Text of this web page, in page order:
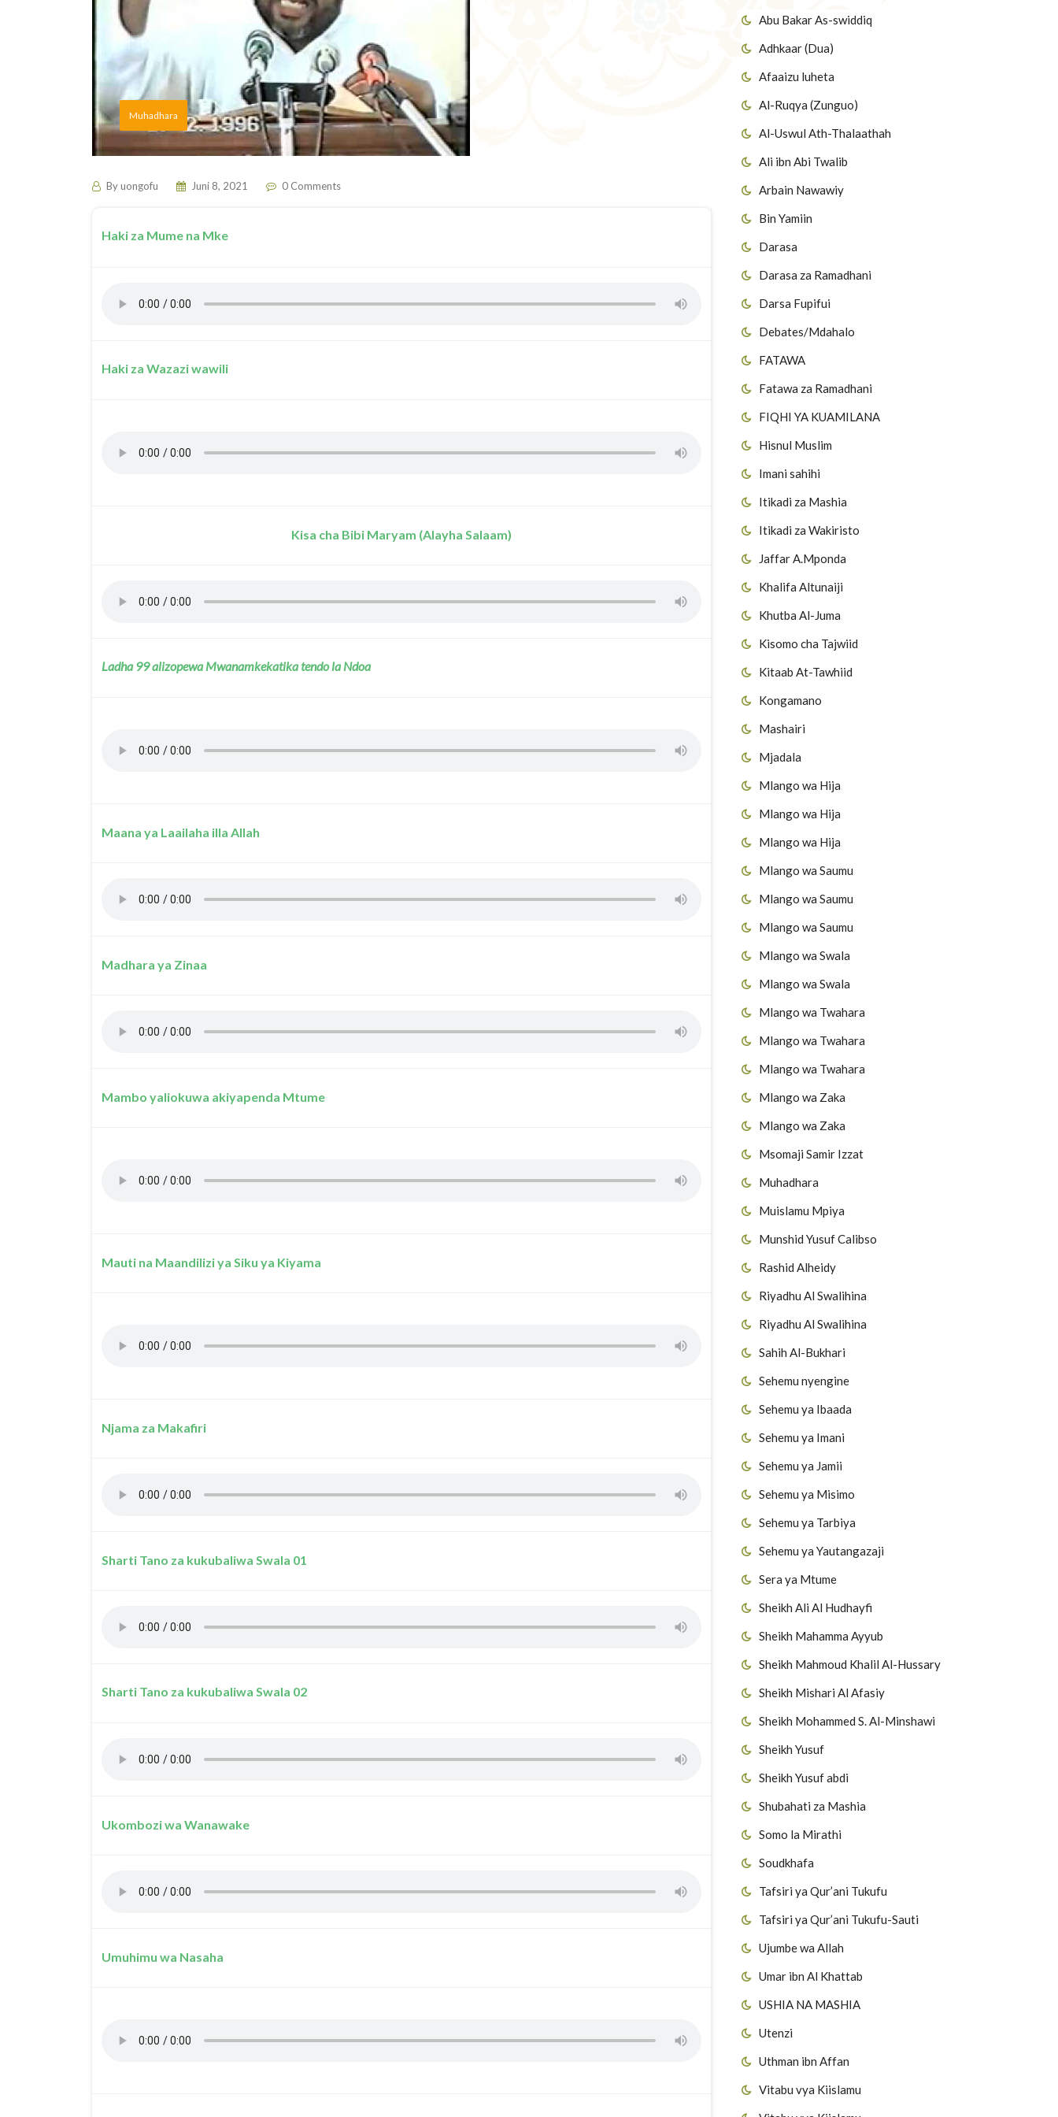
Abu Bakar As-swiddiq
Adhkaar (Dua)
Afaaizu luheta
Al-Ruqya (Zunguo)
Al-Uswul Ath-Thalaathah
Ali ibn Abi Twalib
Arbain Nawawiy
Bin Yamiin
Darasa
Darasa za Ramadhani
Darsa Fupifui
Debates/Mdahalo
FATAWA
Fatawa za Ramadhani
FIQHI YA KUAMILANA
Hisnul Muslim
Imani sahihi
Itikadi za Mashia
Itikadi za Wakiristo
Jaffar A.Mponda
Khalifa Altunaiji
Khutba Al-Juma
Kisomo cha Tajwiid
Kitaab At-Tawhiid
Kongamano
Mashairi
Mjadala
Mlango wa Hija
Mlango wa Hija
Mlango wa Hija
Mlango wa Saumu
Mlango wa Saumu
Mlango wa Saumu
Mlango wa Swala
Mlango wa Swala
Mlango wa Twahara
Mlango wa Twahara
Mlango wa Twahara
Mlango wa Zaka
Mlango wa Zaka
Msomaji Samir Izzat
Muhadhara
Muislamu Mpiya
Munshid Yusuf Calibso
Rashid Alheidy
Riyadhu Al Swalihina
Riyadhu Al Swalihina
Sahih Al-Bukhari
Sehemu nyengine
Sehemu ya Ibaada
Sehemu ya Imani
Sehemu ya Jamii
Sehemu ya Misimo
Sehemu ya Tarbiya
Sehemu ya Yautangazaji
Sera ya Mtume
Sheikh Ali Al Hudhayfi
Sheikh Mahamma Ayyub
Sheikh Mahmoud Khalil Al-Hussary
Sheikh Mishari Al Afasiy
Sheikh Mohammed S. Al-Minshawi
Sheikh Yusuf
Sheikh Yusuf abdi
Shubahati za Mashia
Somo la Mirathi
Soudkhafa
Tafsiri ya Qur’ani Tukufu
Tafsiri ya Qur’ani Tukufu-Sauti
Ujumbe wa Allah
Umar ibn Al Khattab
USHIA NA MASHIA
Utenzi
Uthman ibn Affan
Vitabu vya Kiislamu
Muhadhara
Byuongofu Juni 8, 2021 0 Comments
Haki za Mume na Mke
Haki za Wazazi wawili
Kisa cha Bibi Maryam (Alayha Salaam)
Ladha 99 alizopewa Mwanamkekatika tendo la Ndoa
Maana ya Laailaha illa Allah
Madhara ya Zinaa
Mambo yaliokuwa akiyapenda Mtume
Mauti na Maandilizi ya Siku ya Kiyama
Njama za Makafiri
Sharti Tano za kukubaliwa Swala 01
Sharti Tano za kukubaliwa Swala 02
Ukombozi wa Wanawake
Umuhimu wa Nasaha